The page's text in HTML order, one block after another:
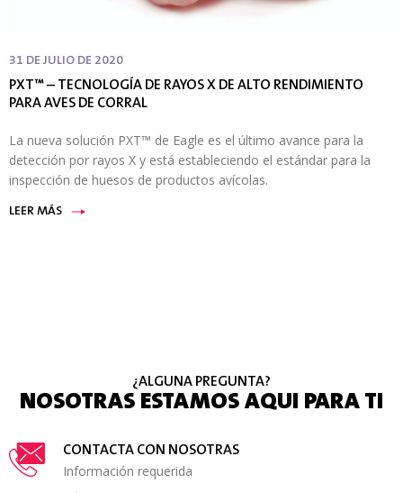
31 DE JULIO DE 2020
PXT™ – TECNOLOGÍA DE RAYOS X DE ALTO RENDIMIENTO
PARA AVES DE CORRAL
La nueva solución PXT™ de Eagle es el último avance para la
detección por rayos X y está estableciendo el estándar para la
inspección de huesos de productos avícolas.
LEER MÁS
¿ALGUNA PREGUNTA?
NOSOTRAS ESTAMOS AQUI PARA TI
CONTACTA CON NOSOTRAS
Información requerida